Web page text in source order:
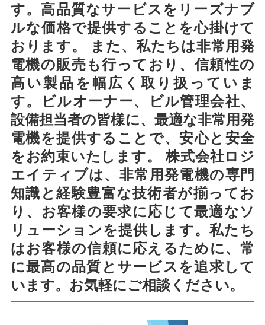
す。高品質なサービスをリーズナブ
ルな価格で提供することを心掛けて
おります。 また、私たちは非常用発
電機の販売も行っており、信頼性の
高い製品を幅広く取り扱っていま
す。ビルオーナー、ビル管理会社、
設備担当者の皆様に、最適な非常用発
電機を提供することで、安心と安全
をお約束いたします。 株式会社ロジ
エイティブは、非常用発電機の専門
知識と経験豊富な技術者が揃ってお
り、お客様の要求に応じて最適なソ
リューションを提供します。私たち
はお客様の信頼に応えるために、常
に最高の品質とサービスを追求して
います。お気軽にご相談ください。